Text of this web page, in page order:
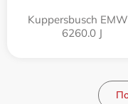
Kuppersbusch
6260.0 J